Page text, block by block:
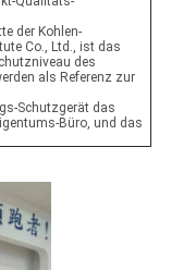
der Kohlen-
Co., Ltd., ist das
des
als Referenz zur
Schutzgerät das
Büro, und das